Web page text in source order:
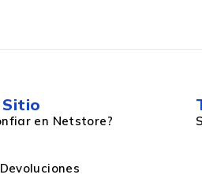
en Netstore?